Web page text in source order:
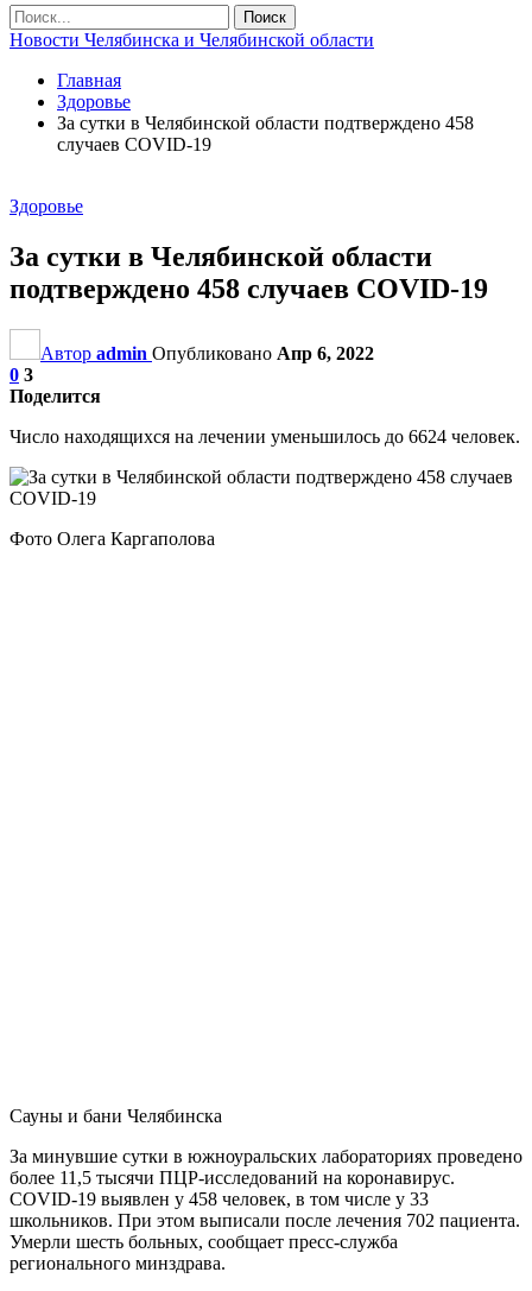
Новости Челябинска и Челябинской области
Главная
Здоровье
За сутки в Челябинской области подтверждено 458
случаев COVID-19
Здоровье
За сутки в Челябинской области
подтверждено 458 случаев COVID-19
Автор admin Опубликовано Апр 6, 2022
0 3
Поделится
Число находящихся на лечении уменьшилось до 6624 человек.
Фото Олега Каргаполова
Сауны и бани Челябинска
За минувшие сутки в южноуральских лабораториях проведено
более 11,5 тысячи ПЦР-исследований на коронавирус.
COVID-19 выявлен у 458 человек, в том числе у 33
школьников. При этом выписали после лечения 702 пациента.
Умерли шесть больных, сообщает пресс-служба
регионального минздрава.